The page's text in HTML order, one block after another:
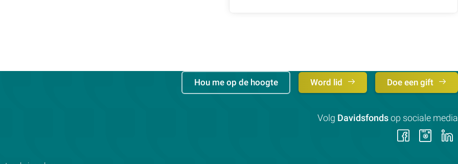
Hou me op de hoogte Word lid Doe een gift
Volg Davidsfonds op sociale media
Volg